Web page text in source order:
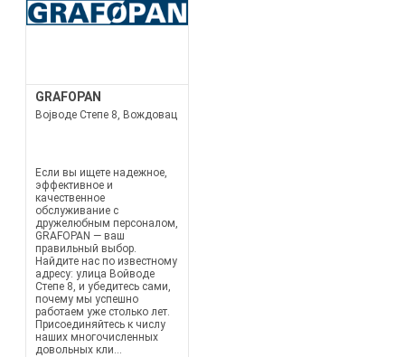
GRAFOPAN
Војводе Степе 8, Вождовац
Если вы ищете надежное,
эффективное и
качественное
обслуживание с
дружелюбным персоналом,
GRAFOPAN — ваш
правильный выбор.
Найдите нас по известному
адресу: улица Войводе
Степе 8, и убедитесь сами,
почему мы успешно
работаем уже столько лет.
Присоединяйтесь к числу
наших многочисленных
довольных кли...